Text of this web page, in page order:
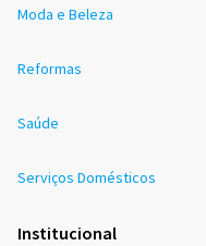
Moda e Beleza
Reformas
Saúde
Serviços Domésticos
Institucional